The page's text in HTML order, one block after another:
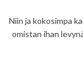
Niin ja kokosimpa
omistan ihan